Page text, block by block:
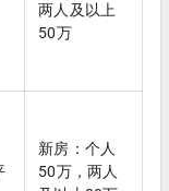
两人及以上
50万
新房：个人
50万，两人